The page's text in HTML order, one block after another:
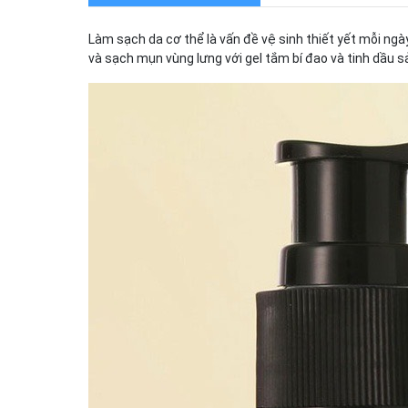
Làm sạch da cơ thể là vấn đề vệ sinh thiết yết mỗi
và sạch mụn vùng lưng với gel tắm bí đao và tinh dầu